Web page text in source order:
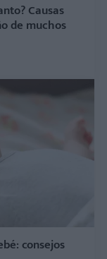
Causas
de muchos
consejos